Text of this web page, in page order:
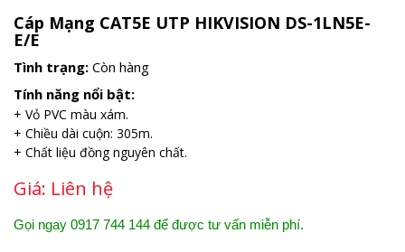
Cáp Mạng CAT5E UTP HIKVISION DS-1LN5E-
E/E
Tình trạng: Còn hàng
Tính năng nổi bật:
+ Vỏ PVC màu xám.
+ Chiều dài cuộn: 305m.
+ Chất liệu đồng nguyên chất.
Giá: Liên hệ
Gọi ngay 0917 744 144 để được tư vấn miễn phí.